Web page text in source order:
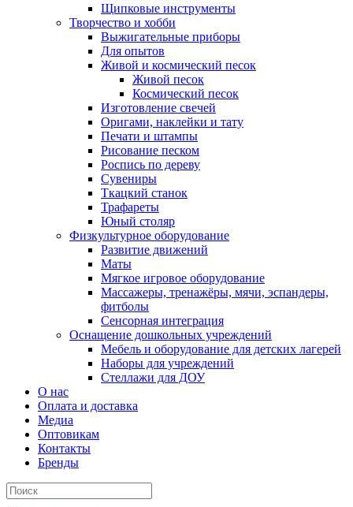
Щипковые инструменты
Творчество и хобби
Выжигательные приборы
Для опытов
Живой и космический песок
Живой песок
Космический песок
Изготовление свечей
Оригами, наклейки и тату
Печати и штампы
Рисование песком
Роспись по дереву
Сувениры
Ткацкий станок
Трафареты
Юный столяр
Физкультурное оборудование
Развитие движений
Маты
Мягкое игровое оборудование
Массажеры, тренажёры, мячи, эспандеры,
фитболы
Сенсорная интеграция
Оснащение дошкольных учреждений
Мебель и оборудование для детских лагерей
Наборы для учреждений
Стеллажи для ДОУ
О нас
Оплата и доставка
Медиа
Оптовикам
Контакты
Бренды